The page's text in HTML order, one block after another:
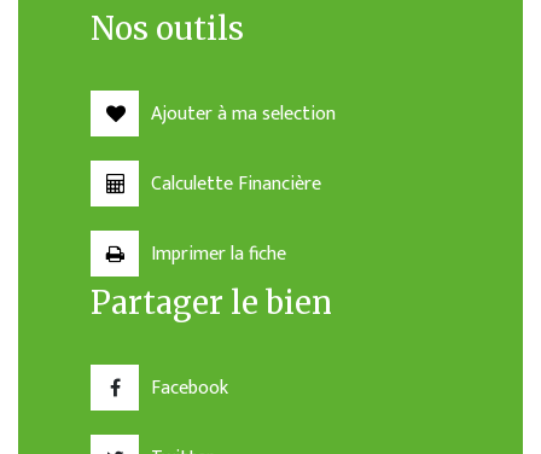
Nos outils
Ajouter à ma selection
Calculette Financière
Imprimer la fiche
Partager le bien
Facebook